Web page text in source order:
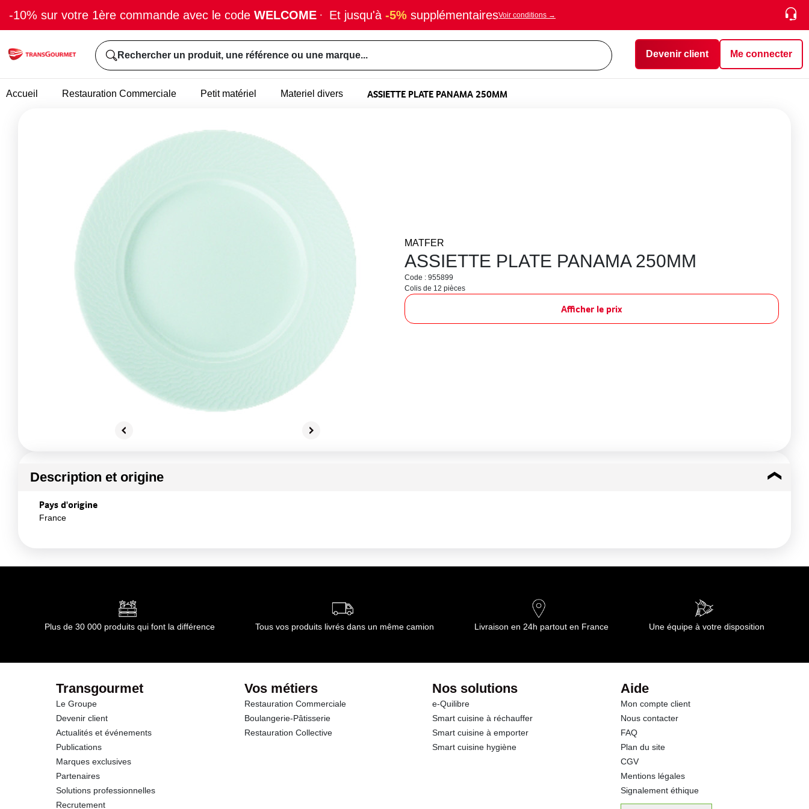
-10% sur votre 1ère commande avec le code WELCOME · Et jusqu'à -5% supplémentairesVoir conditions →
Rechercher un produit, une référence ou une marque... Devenir client Me connecter
Accueil Restauration Commerciale Petit matériel Materiel divers ASSIETTE PLATE PANAMA 250MM
MATFER
ASSIETTE PLATE PANAMA 250MM
Code : 955899
Colis de 12 pièces
Afficher le prix
Description et origine
Pays d'origine
France
Plus de 30 000 produits qui font la différence Tous vos produits livrés dans un même camion Livraison en 24h partout en France Une équipe à votre disposition
Transgourmet
Le Groupe
Devenir client
Actualités et événements
Publications
Marques exclusives
Partenaires
Solutions professionnelles
Recrutement
Vos métiers
Restauration Commerciale
Boulangerie-Pâtisserie
Restauration Collective
Nos solutions
e-Quilibre
Smart cuisine à réchauffer
Smart cuisine à emporter
Smart cuisine hygiène
Aide
Mon compte client
Nous contacter
FAQ
Plan du site
CGV
Mentions légales
Signalement éthique